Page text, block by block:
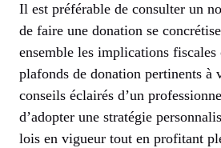
Il est préférable de consulter un
de faire une donation se
ensemble les implications fiscales
plafonds de donation pertinents à
conseils éclairés d’un
d’adopter une stratégie
lois en vigueur tout en profitant